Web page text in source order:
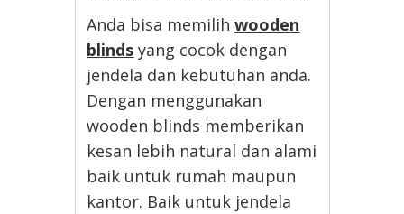
Anda bisa memilihwooden
blinds yang cocok dengan
jendela dan kebutuhan anda.
Dengan menggunakan
wooden blinds memberikan
kesan lebih natural dan alami
baik untuk rumah maupun
kantor. Baik untuk jendela